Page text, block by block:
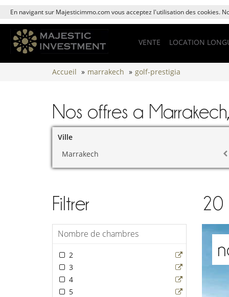
En navigant sur Majesticimmo.com vous acceptez l'utilisation des cookies.
LOCATION
VENTE
Accueil » marrakech » golf-prestigia
Nos offres a
Ville
Marrakech
Filtrer
Nombre de chambres
2
3
4
5
20